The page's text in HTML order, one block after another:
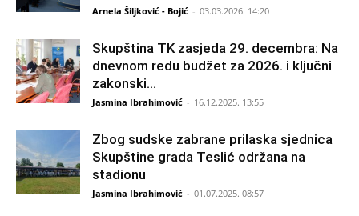
Arnela Šiljković - Bojić - 03.03.2026. 14:20
Skupština TK zasjeda 29. decembra: Na
dnevnom redu budžet za 2026. i ključni
zakonski...
Jasmina Ibrahimović - 16.12.2025. 13:55
Zbog sudske zabrane prilaska sjednica
Skupštine grada Teslić održana na
stadionu
Jasmina Ibrahimović - 01.07.2025. 08:57